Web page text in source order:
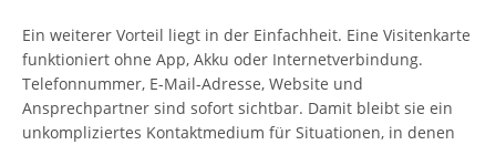
Ein weiterer Vorteil liegt in der Einfachheit. Eine Visitenkarte
funktioniert ohne App, Akku oder Internetverbindung.
Telefonnummer, E-Mail-Adresse, Website und
Ansprechpartner sind sofort sichtbar. Damit bleibt sie ein
unkompliziertes Kontaktmedium für Situationen, in denen